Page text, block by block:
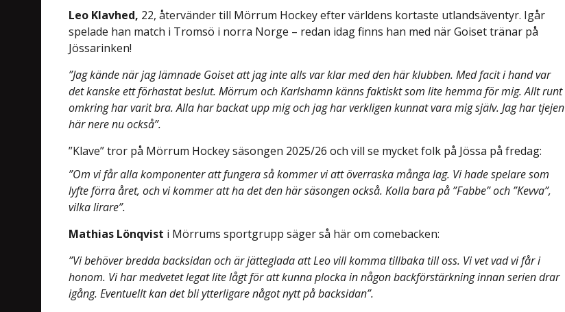
Leo Klavhed, 22, återvänder till Mörrum Hockey efter världens kortaste utlandsäventyr. Igår
spelade han match i Tromsö i norra Norge – redan idag finns han med när Goiset tränar på
Jössarinken!
”Jag kände när jag lämnade Goiset att jag inte alls var klar med den här klubben. Med facit i hand var
det kanske ett förhastat beslut. Mörrum och Karlshamn känns faktiskt som lite hemma för mig. Allt runt
omkring har varit bra. Alla har backat upp mig och jag har verkligen kunnat vara mig själv. Jag har tjejen
här nere nu också”.
”Klave” tror på Mörrum Hockey säsongen 2025/26 och vill se mycket folk på Jössa på fredag:
”Om vi får alla komponenter att fungera så kommer vi att överraska många lag. Vi hade spelare som
lyfte förra året, och vi kommer att ha det den här säsongen också. Kolla bara på ”Fabbe” och ”Kevva”,
vilka lirare”.
Mathias Lönqvist i Mörrums sportgrupp säger så här om comebacken:
”Vi behöver bredda backsidan och är jätteglada att Leo vill komma tillbaka till oss. Vi vet vad vi får i
honom. Vi har medvetet legat lite lågt för att kunna plocka in någon backförstärkning innan serien drar
igång. Eventuellt kan det bli ytterligare något nytt på backsidan”.